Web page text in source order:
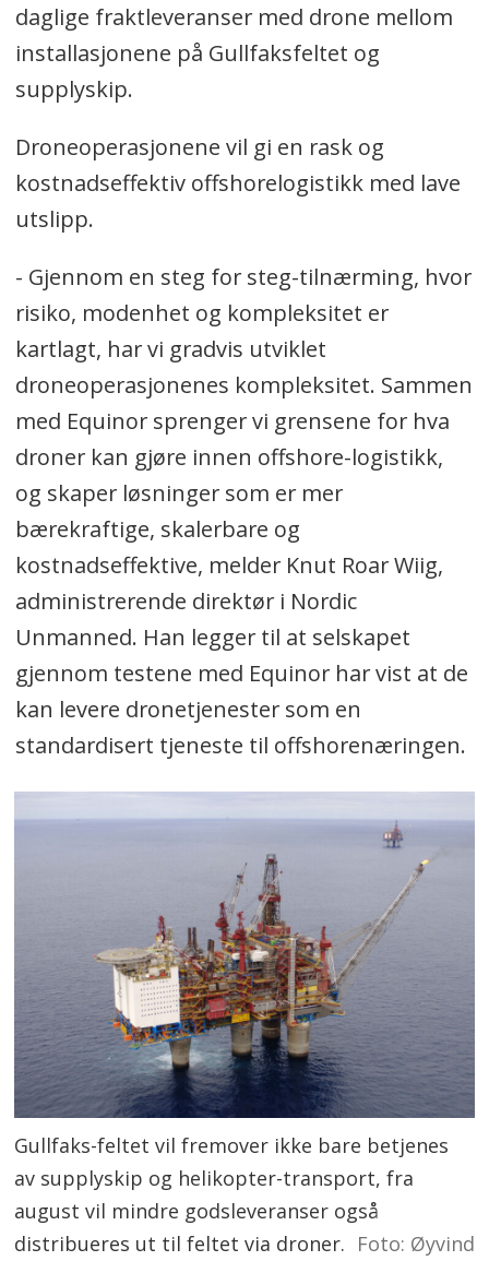
daglige fraktleveranser med drone mellom
installasjonene på Gullfaksfeltet og
supplyskip.
Droneoperasjonene vil gi en rask og
kostnadseffektiv offshorelogistikk med lave
utslipp.
- Gjennom en steg for steg-tilnærming, hvor
risiko, modenhet og kompleksitet er
kartlagt, har vi gradvis utviklet
droneoperasjonenes kompleksitet. Sammen
med Equinor sprenger vi grensene for hva
droner kan gjøre innen offshore-logistikk,
og skaper løsninger som er mer
bærekraftige, skalerbare og
kostnadseffektive, melder Knut Roar Wiig,
administrerende direktør i Nordic
Unmanned. Han legger til at selskapet
gjennom testene med Equinor har vist at de
kan levere dronetjenester som en
standardisert tjeneste til offshorenæringen.
Gullfaks-feltet vil fremover ikke bare betjenes
av supplyskip og helikopter-transport, fra
august vil mindre godsleveranser også
distribueres ut til feltet via droner. Foto: Øyvind